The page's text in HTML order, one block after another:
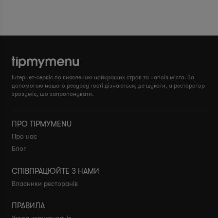
Інтернет-сервіс по виявленню найкращих страв та напоїв міста. За
допомогою нашого ресурсу гості дізнаються, де шукати, а ресторатор
зрозуміє, що запропонувати.
ПРО TIPMYMENU
Про нас
Блог
СПІВПРАЦЮЙТЕ З НАМИ
Власники ресторанів
ПРАВИЛА